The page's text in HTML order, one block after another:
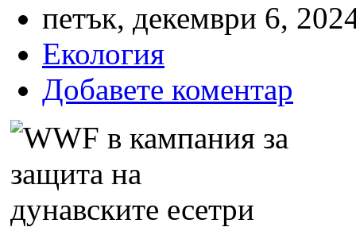
петък, декември 6,
Екология
Добавете коментар